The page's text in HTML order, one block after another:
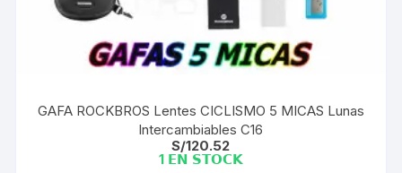
GAFA ROCKBROS Lentes CICLISMO 5 MICAS Lunas
Intercambiables C16
S/120.52
1 𝗘𝗡 𝗦𝗧𝗢𝗖𝗞